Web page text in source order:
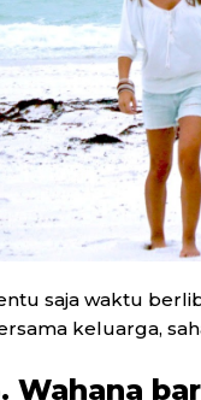
saja waktu
keluarga,
Wahana